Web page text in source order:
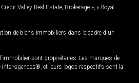
Credit Valley Real Estate, Brokerage », « Royal
de biens immobiliers dans le cadre d'un
sont propriétaires. Les marques de
agences®, et leurs logos respectifs sont la